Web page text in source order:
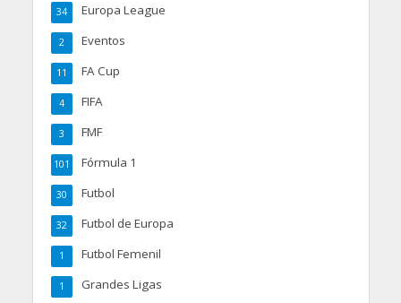
Europa League
34
Eventos
2
FA Cup
11
FIFA
4
FMF
3
Fórmula 1
101
Futbol
30
Futbol de Europa
32
Futbol Femenil
1
Grandes Ligas
1